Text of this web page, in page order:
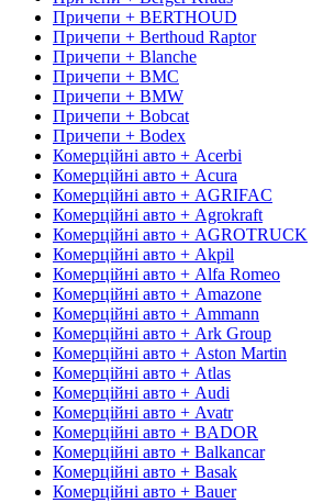
Причепи + BERTHOUD
Причепи + Berthoud Raptor
Причепи + Blanche
Причепи + BMC
Причепи + BMW
Причепи + Bobcat
Причепи + Bodex
Комерційні авто + Acerbi
Комерційні авто + Acura
Комерційні авто + AGRIFAC
Комерційні авто + Agrokraft
Комерційні авто + AGROTRUCK
Комерційні авто + Akpil
Комерційні авто + Alfa Romeo
Комерційні авто + Amazone
Комерційні авто + Ammann
Комерційні авто + Ark Group
Комерційні авто + Aston Martin
Комерційні авто + Atlas
Комерційні авто + Audi
Комерційні авто + Avatr
Комерційні авто + BADOR
Комерційні авто + Balkancar
Комерційні авто + Basak
Комерційні авто + Bauer